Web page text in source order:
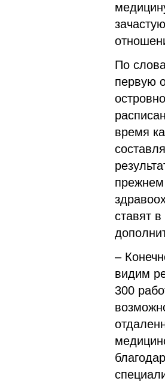
По
первую
время
ставят
–
видим
300